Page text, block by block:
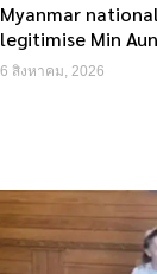
Myanmar
legitimise Min
6 สิงหาคม, 2026